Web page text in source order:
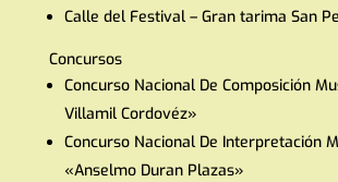
Calle del Festival – Gran tarima San
Concursos
Concurso Nacional De Composición
Villamil Cordovéz»
Concurso Nacional De Interpretación
«Anselmo Duran Plazas»